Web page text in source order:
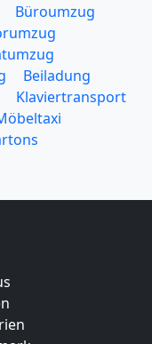
Büroumzug
Beiladung
Klaviertransport